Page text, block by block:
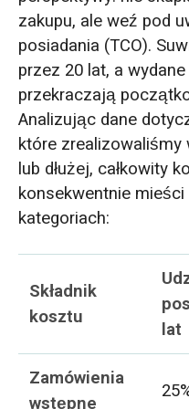
zakupu, ale weź pod
posiadania (TCO).
przez 20 lat, a
przekraczają
Analizując dane
które
lub dłużej, całkowity
konsekwentnie
kategoriach:
Składnik
kosztu
lat
Zamówienia
wstępne